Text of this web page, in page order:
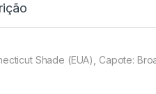
Shade (EUA), Capote: